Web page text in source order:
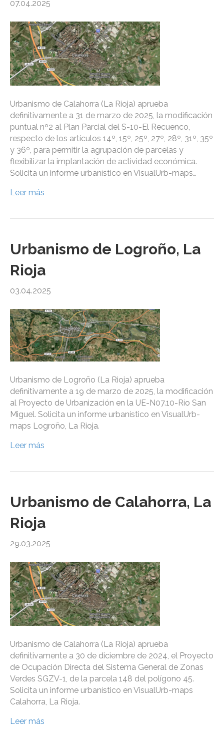
07.04.2025
Urbanismo de Calahorra (La Rioja) aprueba
definitivamente a 31 de marzo de 2025, la modificación
puntual nº2 al Plan Parcial del S-10-El Recuenco,
respecto de los artículos 14º, 15º, 25º, 27º, 28º, 31º, 35º
y 36º, para permitir la agrupación de parcelas y
flexibilizar la implantación de actividad económica.
Solicita un informe urbanístico en VisualUrb-maps…
Leer más
Urbanismo de Logroño, La
Rioja
03.04.2025
Urbanismo de Logroño (La Rioja) aprueba
definitivamente a 19 de marzo de 2025, la modificación
al Proyecto de Urbanización en la UE-N07.10-Río San
Miguel. Solicita un informe urbanístico en VisualUrb-
maps Logroño, La Rioja.
Leer más
Urbanismo de Calahorra, La
Rioja
29.03.2025
Urbanismo de Calahorra (La Rioja) aprueba
definitivamente a 30 de diciembre de 2024, el Proyecto
de Ocupación Directa del Sistema General de Zonas
Verdes SGZV-1, de la parcela 148 del polígono 45.
Solicita un informe urbanístico en VisualUrb-maps
Calahorra, La Rioja.
Leer más